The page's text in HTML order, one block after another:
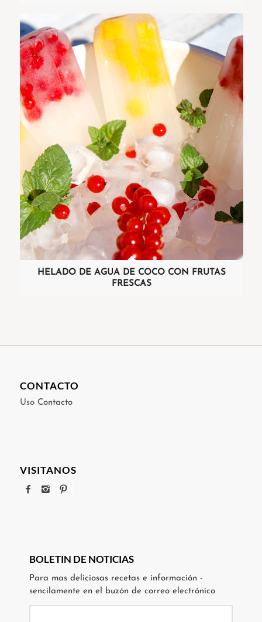
HELADO DE AGUA DE COCO CON FRUTAS
FRESCAS
CONTACTO
Uso Contacto
VISITANOS
BOLETIN DE NOTICIAS
Para mas deliciosas recetas e información -
sencilamente en el buzón de correo electrónico